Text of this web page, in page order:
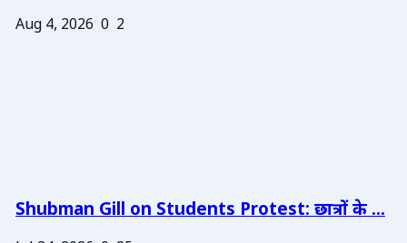
Aug 4, 2026 0 2
Shubman Gill on Students Protest: छात्रों के ...